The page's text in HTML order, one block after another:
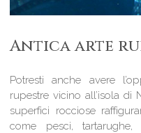
Antica arte
Potresti anche avere
rupestre vicino all’isola di
superfici rocciose
come pesci, tartarughe,